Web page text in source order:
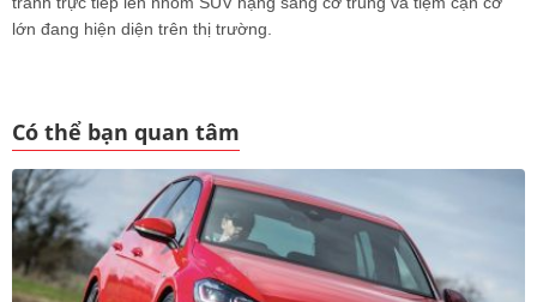
lớn đang hiện diện trên thị trường.
Có thể bạn quan tâm